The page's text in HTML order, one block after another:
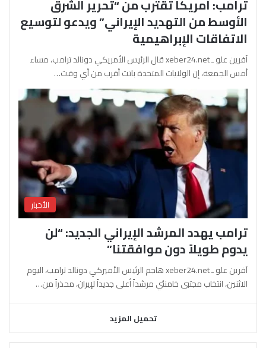
ترامب: أمريكا تقترب من “تحرير الشرق
الأوسط من التهديد الإيراني” ويدعو لتوسيع
الاتفاقات الإبراهيمية
آفرين علو ـ xeber24.net قال الرئيس الأمريكي دونالد ترامب، مساء
أمس الجمعة، إن الولايات المتحدة باتت أقرب من أي وقت…
الأخبار
ترامب يهدد المرشد الإيراني الجديد: “لن
يدوم طويلاً دون موافقتنا”
آفرين علو ـ xeber24.net هاجم الرئيس الأميركي دونالد ترامب، اليوم
الاثنين، انتخاب مجتبى خامنئي مرشداً أعلى جديداً لإيران، محذراً من…
تحميل المزيد